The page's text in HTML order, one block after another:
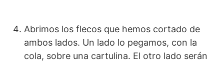
Abrimos los flecos que hemos cortado de
ambos lados. Un lado lo pegamos, con la
cola, sobre una cartulina. El otro lado serán